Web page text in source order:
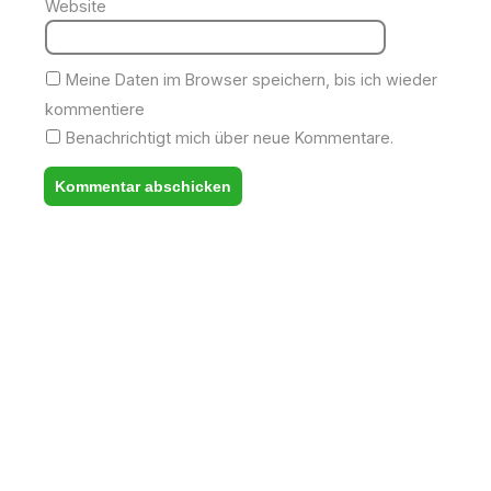
Website
Meine Daten im Browser speichern, bis ich wieder
kommentiere
Benachrichtigt mich über neue Kommentare.